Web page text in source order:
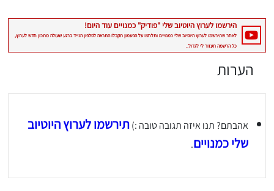
אותי באינסטגרם
הכנתם מתכון שלי? חפשו "Shahar_Hen_Hayokra" באינסטגרם עקבו אחריי עוד היום ותעלו את המתכון שהכנתם לסטורי ואני
הערות
אהבתם? תנו איזה תגובה טובה :)תירשמו לערוץ היוטיוב
שלי כמנויים.